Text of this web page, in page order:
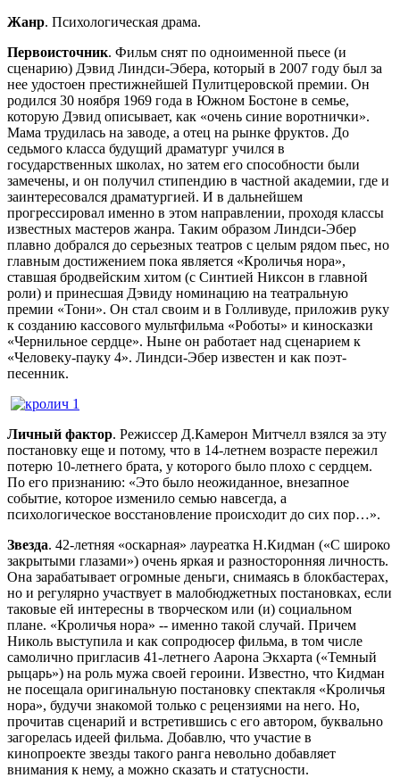
Жанр. Психологическая драма.
Первоисточник. Фильм снят по одноименной пьесе (и
сценарию) Дэвид Линдси-Эбера, который в 2007 году был за
нее удостоен престижнейшей Пулитцеровской премии. Он
родился 30 ноября 1969 года в Южном Бостоне в семье,
которую Дэвид описывает, как «очень синие воротнички».
Мама трудилась на заводе, а отец на рынке фруктов. До
седьмого класса будущий драматург учился в
государственных школах, но затем его способности были
замечены, и он получил стипендию в частной академии, где и
заинтересовался драматургией. И в дальнейшем
прогрессировал именно в этом направлении, проходя классы
известных мастеров жанра. Таким образом Линдси-Эбер
плавно добрался до серьезных театров с целым рядом пьес, но
главным достижением пока является «Кроличья нора»,
ставшая бродвейским хитом (с Синтией Никсон в главной
роли) и принесшая Дэвиду номинацию на театральную
премии «Тони». Он стал своим и в Голливуде, приложив руку
к созданию кассового мультфильма «Роботы» и киносказки
«Чернильное сердце». Ныне он работает над сценарием к
«Человеку-пауку 4». Линдси-Эбер известен и как поэт-
песенник.
Личный фактор. Режиссер Д.Камерон Митчелл взялся за эту
постановку еще и потому, что в 14-летнем возрасте пережил
потерю 10-летнего брата, у которого было плохо с сердцем.
По его признанию: «Это было неожиданное, внезапное
событие, которое изменило семью навсегда, а
психологическое восстановление происходит до сих пор…».
Звезда. 42-летняя «оскарная» лауреатка Н.Кидман («С широко
закрытыми глазами») очень яркая и разносторонняя личность.
Она зарабатывает огромные деньги, снимаясь в блокбастерах,
но и регулярно участвует в малобюджетных постановках, если
таковые ей интересны в творческом или (и) социальном
плане. «Кроличья нора» -- именно такой случай. Причем
Николь выступила и как сопродюсер фильма, в том числе
самолично пригласив 41-летнего Аарона Экхарта («Темный
рыцарь») на роль мужа своей героини. Известно, что Кидман
не посещала оригинальную постановку спектакля «Кроличья
нора», будучи знакомой только с рецензиями на него. Но,
прочитав сценарий и встретившись с его автором, буквально
загорелась идеей фильма. Добавлю, что участие в
кинопроекте звезды такого ранга невольно добавляет
внимания к нему, а можно сказать и статусности.